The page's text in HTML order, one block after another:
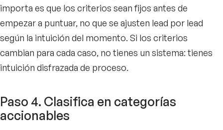
importa es que los criterios sean fijos antes de
empezar a puntuar, no que se ajusten lead por lead
según la intuición del momento. Si los criterios
cambian para cada caso, no tienes un sistema: tienes
intuición disfrazada de proceso.
Paso 4. Clasifica en categorías
accionables